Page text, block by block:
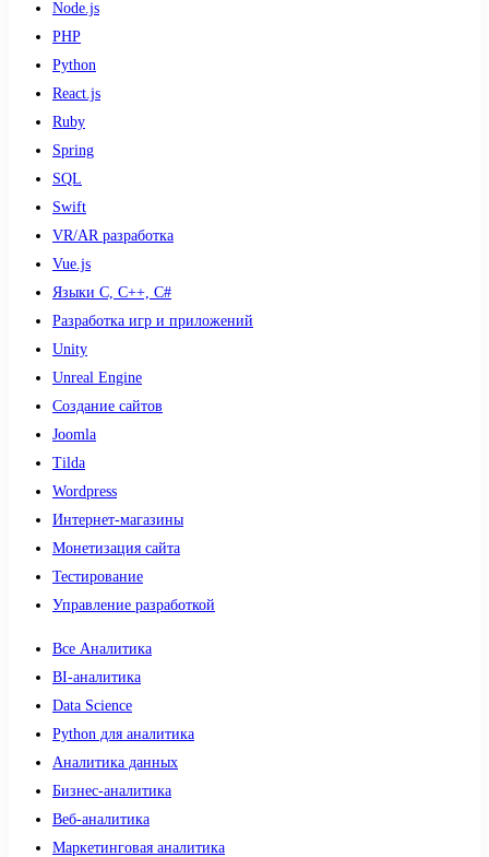
Node.js
PHP
Python
React.js
Ruby
Spring
SQL
Swift
VR/AR разработка
Vue.js
Языки С, С++, С#
Разработка игр и приложений
Unity
Unreal Engine
Создание сайтов
Joomla
Tilda
Wordpress
Интернет-магазины
Монетизация сайта
Тестирование
Управление разработкой
Все Аналитика
BI-аналитика
Data Science
Python для аналитика
Аналитика данных
Бизнес-аналитика
Веб-аналитика
Маркетинговая аналитика